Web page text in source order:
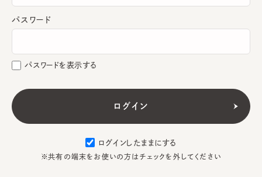
パスワード
パスワードを表示する
ログインしたままにする
※共有の端末をお使いの方はチェックを外してください